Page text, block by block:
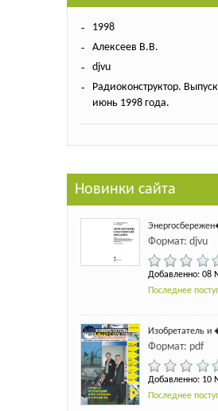
1998
Алексеев В.В.
djvu
Радиоконструктор.
июнь 1998 года.
Новинки сайта
Формат: djvu
Добавленно: 08
Последнее
Изобретатель и
Формат: pdf
Добавленно: 10
Последнее